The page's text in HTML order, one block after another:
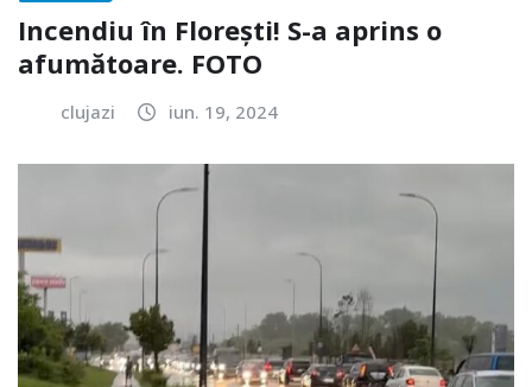
Incendiu în Florești! S-a aprins o
afumătoare. FOTO
clujazi iun. 19, 2024